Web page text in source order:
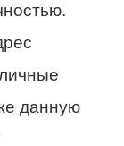
данную